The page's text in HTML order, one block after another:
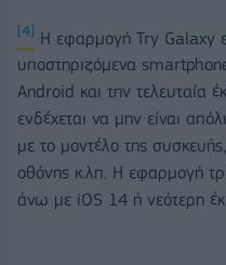
[4] Η εφαρμογή Try Galaxy
υποστηριζόμενα
Android και την τελευταία
ενδέχεται να μην είναι
με το μοντέλο της
οθόνης κ.λπ. Η εφαρμογή
άνω με iOS 14 ή νεότερη